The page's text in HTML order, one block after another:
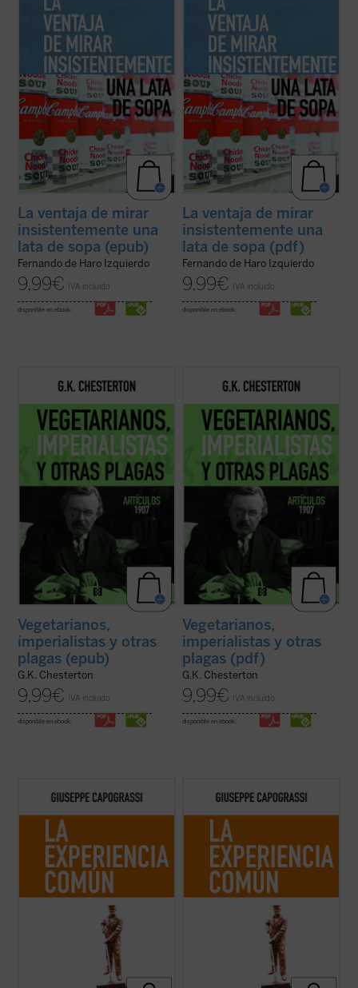
especie de corrección de la mirada del
homo videns: el hombre al que ...
La ventaja de mirar
insistentemente una
lata de sopa (epub)
Fernando de Haro Izquierdo
9,99€ IVA incluido
disponible en ebook:
especie de corrección de la mirada del
homo videns: el hombre al que ...
La ventaja de mirar
insistentemente una
lata de sopa (pdf)
Fernando de Haro Izquierdo
9,99€ IVA incluido
disponible en ebook:
G.K. Chesterton, autor de novelas como
hombre que fue juevesy creador del
todo un periodista que escribió miles de
artículos para distintos medios.
Su colaboración más longeva --de 1905
(ver ficha)
Vegetarianos,
imperialistas y otras
plagas (epub)
G.K. Chesterton
9,99€ IVA incluido
disponible en ebook:
G.K. Chesterton, autor de novelas como
hombre que fue juevesy creador del
todo un periodista que escribió miles de
artículos para distintos medios.
Su colaboración más longeva --de 1905
(ver ficha)
Vegetarianos,
imperialistas y otras
plagas (pdf)
G.K. Chesterton
9,99€ IVA incluido
disponible en ebook:
La experiencia común el jurista y
filósofo italiano Giuseppe Capograssi
experiencia común y la riqueza que hay en
la acción, en la vida ordinaria y en las
formas de la vida que parecen más ...
La experiencia común el jurista y
filósofo italiano Giuseppe Capograssi
experiencia común y la riqueza que hay en
la acción, en la vida ordinaria y en las
formas de la vida que parecen más ...